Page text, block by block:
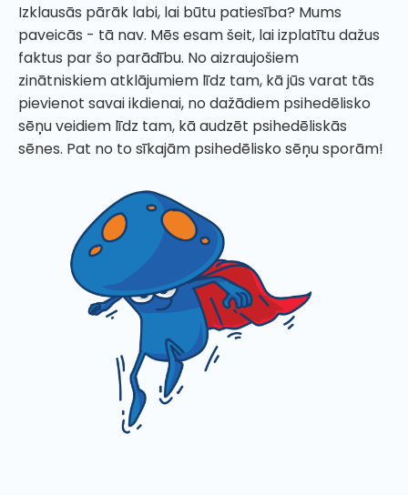
Izklausās pārāk labi, lai būtu patiesība? Mums
paveicās - tā nav. Mēs esam šeit, lai izplatītu dažus
faktus par šo parādību. No aizraujošiem
zinātniskiem atklājumiem līdz tam, kā jūs varat tās
pievienot savai ikdienai, no dažādiem psihedēlisko
sēņu veidiem līdz tam, kā audzēt psihedēliskās
sēnes. Pat no to sīkajām psihedēlisko sēņu sporām!